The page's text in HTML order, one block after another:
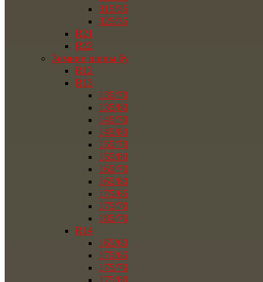
315/35
325/35
R21
R22
Зимние шины бу
R12
R13
135/70
135/80
145/70
145/80
155/70
155/80
165/70
165/80
175/65
175/70
185/70
R14
165/60
175/65
175/70
175/80